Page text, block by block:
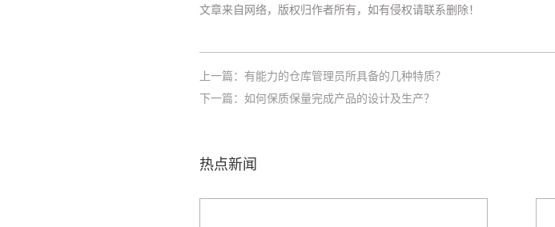
文章来自网络，版权归作者所有，如有侵权请联系删除！
上一篇： 有能力的仓库管理员所具备的几种特质？
下一篇： 如何保质保量完成产品的设计及生产？
热点新闻